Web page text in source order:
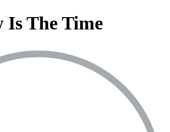
The Time